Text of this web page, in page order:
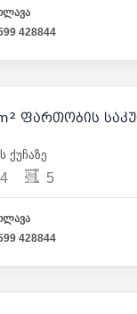
428844
260
ფართობის
ქუჩაზე
4 5
428844
365